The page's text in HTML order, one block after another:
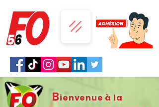
Bienvenue à la